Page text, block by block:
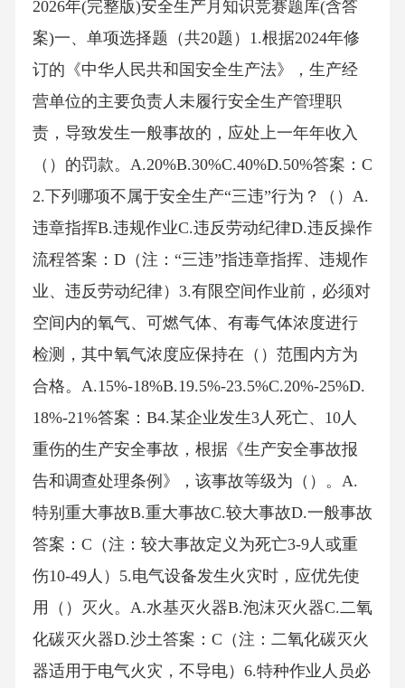
2026年(完整版)安全生产月知识竞赛题库(含答
案)一、单项选择题（共20题）1.根据2024年修
订的《中华人民共和国安全生产法》，生产经
营单位的主要负责人未履行安全生产管理职
责，导致发生一般事故的，应处上一年年收入
（）的罚款。A.20%B.30%C.40%D.50%答案：C
2.下列哪项不属于安全生产“三违”行为？（）A.
违章指挥B.违规作业C.违反劳动纪律D.违反操作
流程答案：D（注：“三违”指违章指挥、违规作
业、违反劳动纪律）3.有限空间作业前，必须对
空间内的氧气、可燃气体、有毒气体浓度进行
检测，其中氧气浓度应保持在（）范围内方为
合格。A.15%-18%B.19.5%-23.5%C.20%-25%D.
18%-21%答案：B4.某企业发生3人死亡、10人
重伤的生产安全事故，根据《生产安全事故报
告和调查处理条例》，该事故等级为（）。A.
特别重大事故B.重大事故C.较大事故D.一般事故
答案：C（注：较大事故定义为死亡3-9人或重
伤10-49人）5.电气设备发生火灾时，应优先使
用（）灭火。A.水基灭火器B.泡沫灭火器C.二氧
化碳灭火器D.沙土答案：C（注：二氧化碳灭火
器适用于电气火灾，不导电）6.特种作业人员必